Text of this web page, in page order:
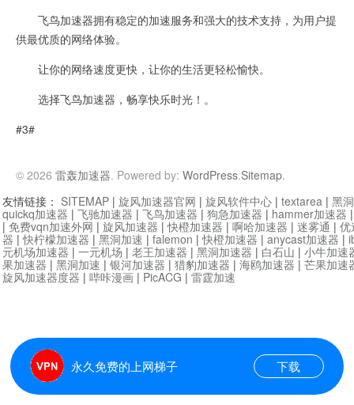
飞鸟加速器拥有稳定的加速服务和强大的技术支持，为用户提
供最优质的网络体验。
让你的网络速度更快，让你的生活更轻松愉快。
选择飞鸟加速器，畅享快乐时光！。
#3#
© 2026 雷轰加速器. Powered by: WordPress.Sitemap.
永久免费的上网梯子 下载
友情链接： SITEMAP | 旋风加速器官网 | 旋风软件中心 | textarea | 黑
quickq加速器 | 飞驰加速器 | 飞鸟加速器 | 狗急加速器 | hammer加速器
| 免费vqn加速外网 | 旋风加速器 |快橙加速器 | 啊哈加速器 | 迷雾通 | 优
器 |快柠檬加速器 | 黑洞加速 | falemon |快橙加速器 | anycast加速器 |
元机场加速器 | 一元机场 | 老王加速器 | 黑洞加速器 | 白石山 | 小牛加速
果加速器 | 黑洞加速 | 银河加速器 | 猎豹加速器 | 海鸥加速器 | 芒果加速
旋风加速器度器 | 哔咔漫画 | PicACG | 雷霆加速